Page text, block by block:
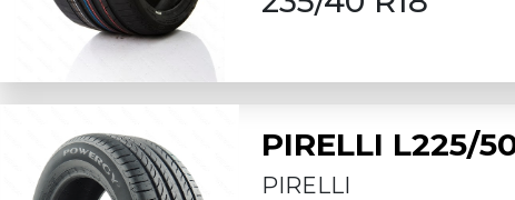
PIRELLI L225/
PIRELLI